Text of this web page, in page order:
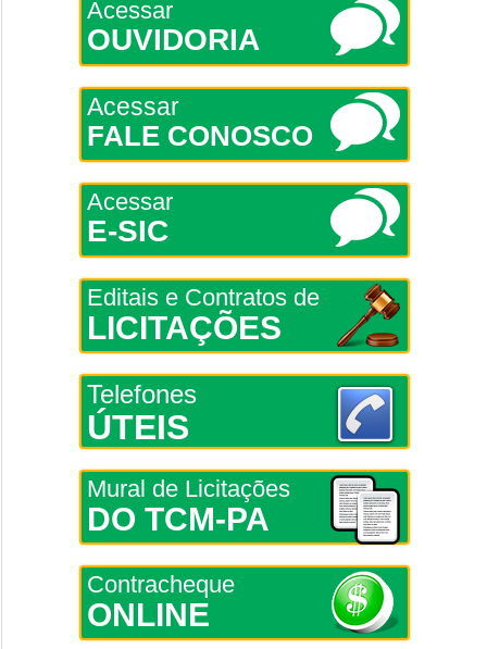
Acessar
OUVIDORIA
Acessar
FALE CONOSCO
Acessar
E-SIC
Editais e Contratos de
LICITAÇÕES
Telefones
ÚTEIS
Mural de Licitações
DO TCM-PA
Contracheque
ONLINE